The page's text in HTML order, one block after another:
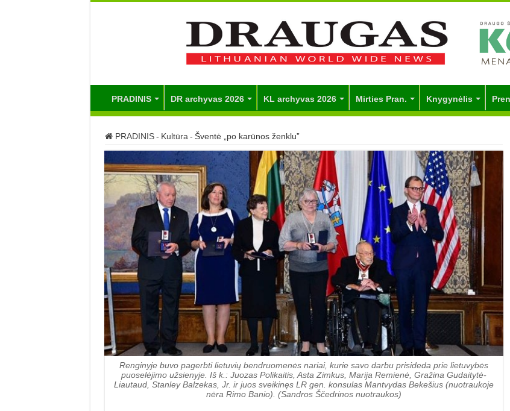
PRADINIS DR archyvas 2026 KL archyvas 2026 Mirties Pran. Knygynėlis
PRADINIS - Kultūra - Šventė „po karūnos ženklu”
Renginyje buvo pagerbti lietuvių bendruomenės nariai, kurie savo darbu prisideda prie lietuvybės
puoselėjimo užsienyje. Iš k.: Juozas Polikaitis, Asta Zimkus, Marija Remienė, Gražina Gudaitytė-
Liautaud, Stanley Balzekas, Jr. ir juos sveikinęs LR gen. konsulas Mantvydas Bekešius (nuotraukoje
nėra Rimo Banio). (Sandros Ščedrinos nuotraukos)